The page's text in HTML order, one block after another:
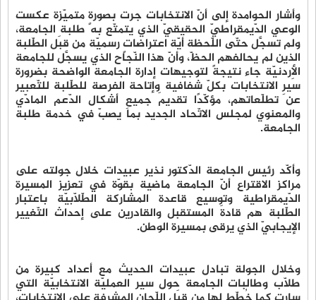
وأشار الحوامدة إلى أنّ الانتخابات جرت بصورةٍ متميّزة عكست
الوعي الدّيمقراطيّ الحقيقيّ الذي يتمتّع به طلبة الجامعة،
ولم تسجَّل حتّى اللّحظة أيّة اعتراضاتٍ رسميّة من قبَل الطّلبة
الذين لم يحالفهم الحظّ، وأنّ هذا النّجاح الذي يسجَّل للجامعة
الأردنيّة جاء نتيجةً لتوجيهات إدارة الجامعة الواضحة بضرورة
سَيرِ الانتخابات بكلّ شفافية وإتاحة الفرصة للطّلبة للتّعبير
عن تطلّعاتهم، مؤكّدًا تقديمَ جميعِ أشكال الدّعم المادّي
والمعنوي لمجلس الاتّحاد الجديد بما يصبّ في خدمة طلبة
الجامعة.
وأكّد رئيس الجامعة الدّكتور نذير عبيدات خلال جولته على
مراكز الاقتراع أنّ الجامعة ماضية بقوّة في تعزيز المسيرة
الدّيمقراطية وتوسيع قاعدة المشاركة الطّلّابيّة باعتبار
الطّلبة هم قادةَ المستقبل والقادرين على إحداث التّغيير
الإيجابيّ الذي يرقى بمسيرة الوطن.
وخلال الجولة تبادل عبيدات الحديث مع أعداد كبيرة من
طلّاب وطالبات الجامعة حول سير العمليّة الانتخابيّة التي